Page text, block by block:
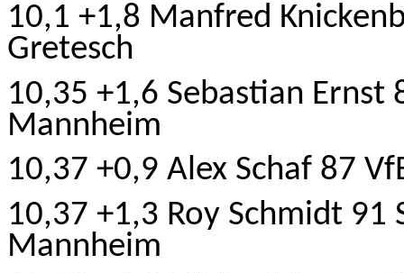
10,1 +1,8 Manfred
Gretesch
10,35 +1,6 Sebastian
Mannheim
10,37 +0,9 Alex Schaf 87
10,37 +1,3 Roy Schmidt 91
Mannheim